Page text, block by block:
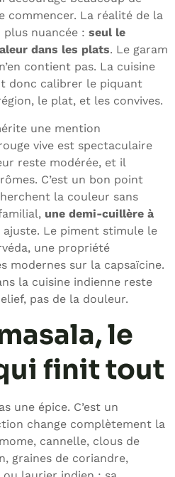
commencer. La réalité de la
plus nuancée : seul le
dans les plats. Le garam
contient pas. La cuisine
donc calibrer le piquant
le plat, et les convives.
une mention
vive est spectaculaire
reste modérée, et il
C’est un bon point
la couleur sans
une demi-cuillère à
ajuste. Le piment stimule le
une propriété
modernes sur la capsaïcine.
la cuisine indienne reste
pas de la douleur.
le
finit tout
une épice. C’est un
change complètement la
cannelle, clous de
graines de coriandre,